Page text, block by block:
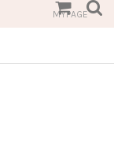
MYPAGE